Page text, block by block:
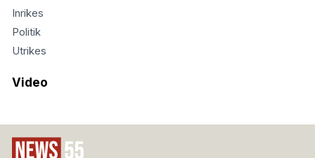
Inrikes
Politik
Utrikes
Video